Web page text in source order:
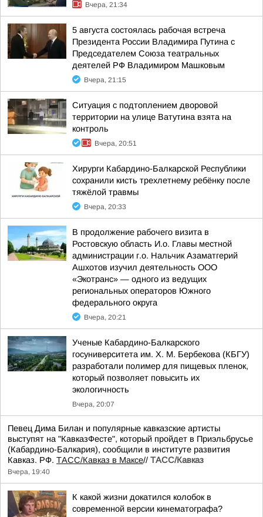
Вчера, 21:34
5 августа состоялась рабочая встреча
Президента России Владимира Путина с
Председателем Союза театральных
деятелей РФ Владимиром Машковым
Вчера, 21:15
Ситуация с подтоплением дворовой
территории на улице Ватутина взята на
контроль
Вчера, 20:51
Хирурги Кабардино-Балкарской Республики
сохранили кисть трехлетнему ребёнку после
тяжёлой травмы
Вчера, 20:33
В продолжение рабочего визита в
Ростовскую область И.о. Главы местной
администрации г.о. Нальчик Азаматгерий
Ашхотов изучил деятельность ООО
«Экотранс» — одного из ведущих
региональных операторов Южного
федерального округа
Вчера, 20:21
Ученые Кабардино-Балкарского
госуниверситета им. Х. М. Бербекова (КБГУ)
разработали полимер для пищевых пленок,
который позволяет повысить их
экологичность
Вчера, 20:07
Певец Дима Билан и популярные кавказские артисты
выступят на "КавказФесте", который пройдет в Приэльбрусье
(Кабардино-Балкария), сообщили в институте развития
Кавказ. РФ. ТАСС/Кавказ в Максе// ТАСС/Кавказ
Вчера, 19:40
К какой жизни докатился колобок в
современной версии кинематографа?